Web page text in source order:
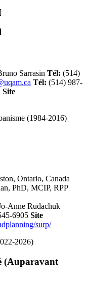
Sarrasin Tél: (514)
Tél: (514) 987-
Site
(1984-2016)
Ontario, Canada
PhD, MCIP, RPP
Anne Rudachuk
6905 Site
surp/
2026)
(Auparavant